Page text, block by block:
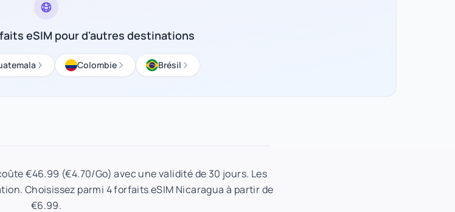
eSIM pour d'autres destinations
Colombie Brésil
€46.99 (€4.70/Go) avec une validité de 30 jours. Les
Choisissez parmi 4 forfaits eSIM Nicaragua à partir de
€6.99.